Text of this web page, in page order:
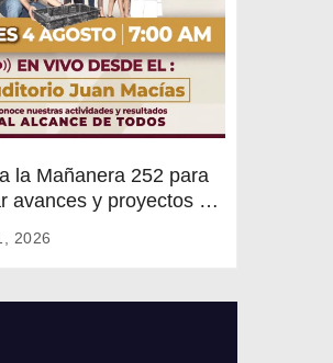
la Mañanera 252 para
avances y proyectos de
2026